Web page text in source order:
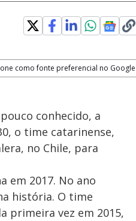
como fonte preferencial no Google
conhecido, a
o time catarinense,
no Chile, para
em 2017. No ano
história. O time
primeira vez em 2015,